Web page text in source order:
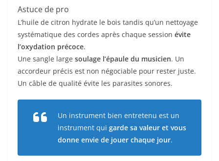
Astuce de pro
L’huile de citron hydrate le bois tandis qu’un nettoyage
systématique des cordes après chaque session évite
l’oxydation précoce.
Une sangle large soulage l’épaule du musicien. Un
accordeur précis est non négociable pour rester juste.
Un câble de qualité évite les parasites sonores.
Un instrument bien entretenu est un
instrument qui garde sa valeur et vous
donne envie de jouer chaque jour.